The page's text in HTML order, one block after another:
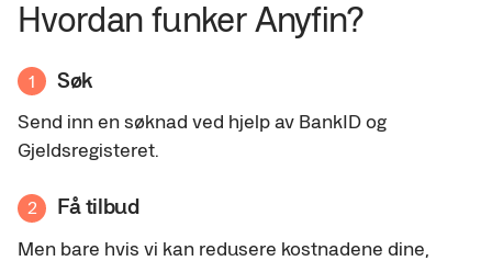
Hvordan funker Anyfin?
1 Søk
Send inn en søknad ved hjelp av BankID og
Gjeldsregisteret.
2 Få tilbud
Men bare hvis vi kan redusere kostnadene dine,